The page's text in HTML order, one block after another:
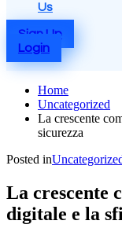
Us
Sign Up
Login
Home
Uncategorized
La crescente
sicurezza
Posted in
La crescente
digitale e la